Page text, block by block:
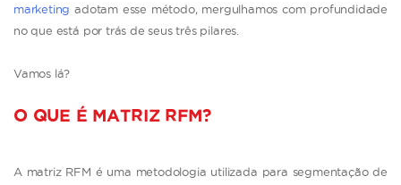
marketing adotam esse método, mergulhamos com profundidade
no que está por trás de seus três pilares.
Vamos lá?
O QUE É MATRIZ RFM?
A matriz RFM é uma metodologia utilizada para segmentação de